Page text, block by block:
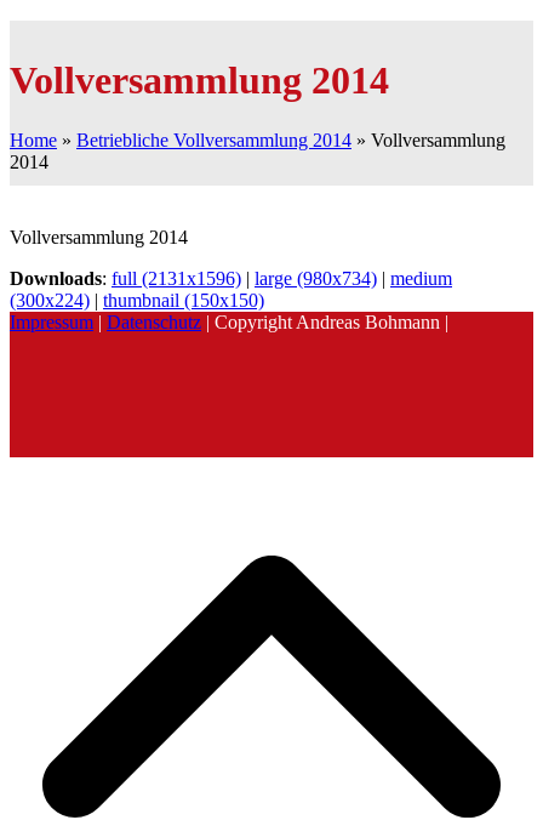
Vollversammlung 2014
Home » Betriebliche Vollversammlung 2014 » Vollversammlung
2014
Vollversammlung 2014
Downloads: full (2131x1596) | large (980x734) | medium
(300x224) | thumbnail (150x150)
Impressum | Datenschutz | Copyright Andreas Bohmann |